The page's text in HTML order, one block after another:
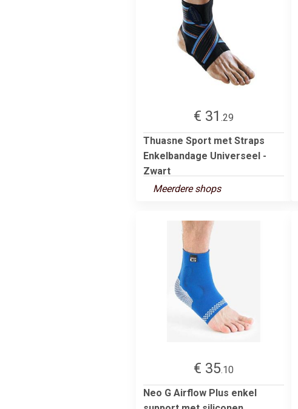
€ 31 .29
Thuasne Sport met Straps
Enkelbandage Universeel -
Zwart
Meerdere shops
€ 35.10
Neo G Airflow Plus enkel